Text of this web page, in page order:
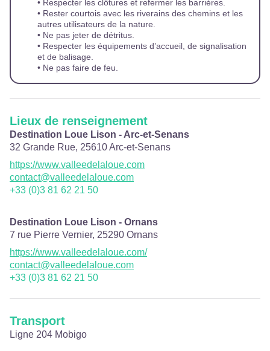
• Respecter les clôtures et refermer les barrières.
• Rester courtois avec les riverains des chemins et les
autres utilisateurs de la nature.
• Ne pas jeter de détritus.
• Respecter les équipements d’accueil, de signalisation
et de balisage.
• Ne pas faire de feu.
Lieux de renseignement
Destination Loue Lison - Arc-et-Senans
32 Grande Rue, 25610Arc-et-Senans
https://www.valleedelaloue.com
contact@valleedelaloue.com
+33 (0)3 81 62 21 50
Destination Loue Lison - Ornans
7 rue Pierre Vernier, 25290 Ornans
https://www.valleedelaloue.com/
contact@valleedelaloue.com
+33 (0)3 81 62 21 50
Transport
Ligne 204 Mobigo